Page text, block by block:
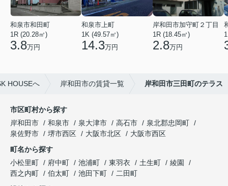
和泉市和田町
1R (20.28㎡)
3.8万円
和泉市上町
1K (49.57㎡)
14.3万円
岸和田市加守町２丁目
1R (18.45㎡)
2.8万円
HOUSEへ 岸和田市の賃貸一覧 岸和田市三田町のテラス
市区町村から探す
岸和田市
和泉市 泉大津市 高石市
泉北郡忠岡町
泉佐野市
堺市西区 大阪市北区
大阪市西区
町名から探す
小松里町
府中町 池浦町 東羽衣 土生町
綾園
西之内町
伯太町 池田下町
二田町